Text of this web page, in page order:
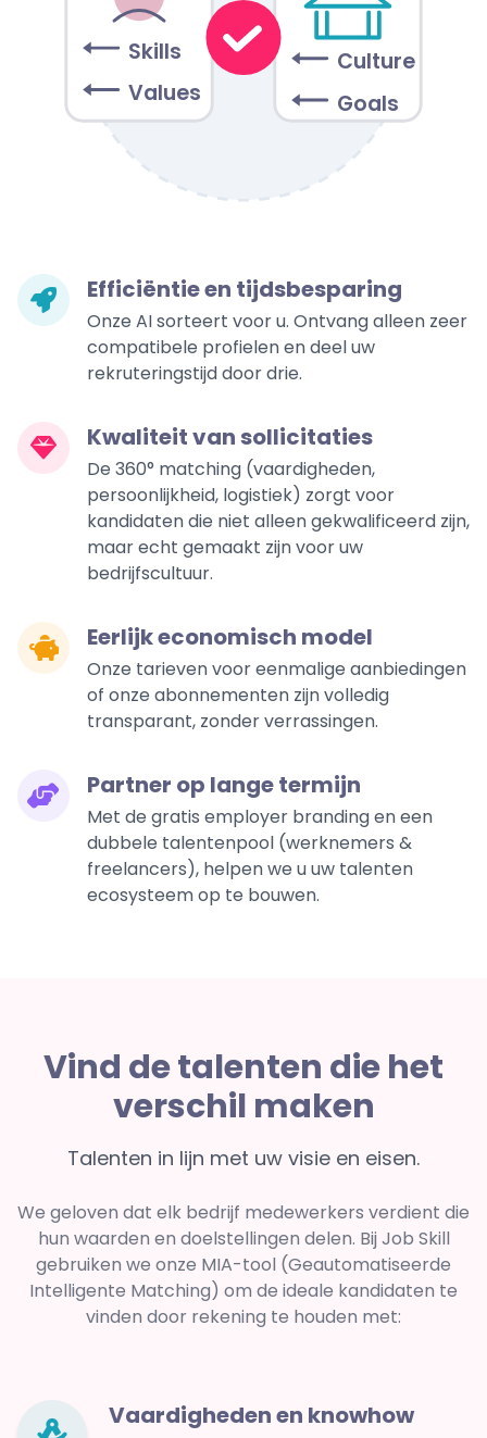
Skills
Values
Culture
Goals
Efficiëntie en tijdsbesparing
Onze AI sorteert voor u. Ontvang alleen zeer
compatibele profielen en deel uw
rekruteringstijd door drie.
Kwaliteit van sollicitaties
De 360° matching (vaardigheden,
persoonlijkheid, logistiek) zorgt voor
kandidaten die niet alleen gekwalificeerd zijn,
maar echt gemaakt zijn voor uw
bedrijfscultuur.
Eerlijk economisch model
Onze tarieven voor eenmalige aanbiedingen
of onze abonnementen zijn volledig
transparant, zonder verrassingen.
Partner op lange termijn
Met de gratis employer branding en een
dubbele talentenpool (werknemers &
freelancers), helpen we u uw talenten
ecosysteem op te bouwen.
Vind de talenten die het
verschil maken
Talenten in lijn met uw visie en eisen.
We geloven dat elk bedrijf medewerkers verdient die
hun waarden en doelstellingen delen. Bij Job Skill
gebruiken we onze MIA-tool (Geautomatiseerde
Intelligente Matching) om de ideale kandidaten te
vinden door rekening te houden met:
Vaardigheden en knowhow